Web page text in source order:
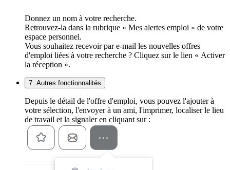
Donnez un nom à votre recherche.
Retrouvez-la dans la rubrique « Mes alertes emploi » de votre
espace personnel.
Vous souhaitez recevoir par e-mail les nouvelles offres
d'emploi liées à votre recherche ? Cliquez sur le lien « Activer
la réception ».
7. Autres fonctionnalités
Depuis le détail de l'offre d'emploi, vous pouvez l'ajouter à
votre sélection, l'envoyer à un ami, l'imprimer, localiser le lieu
de travail et la signaler en cliquant sur :